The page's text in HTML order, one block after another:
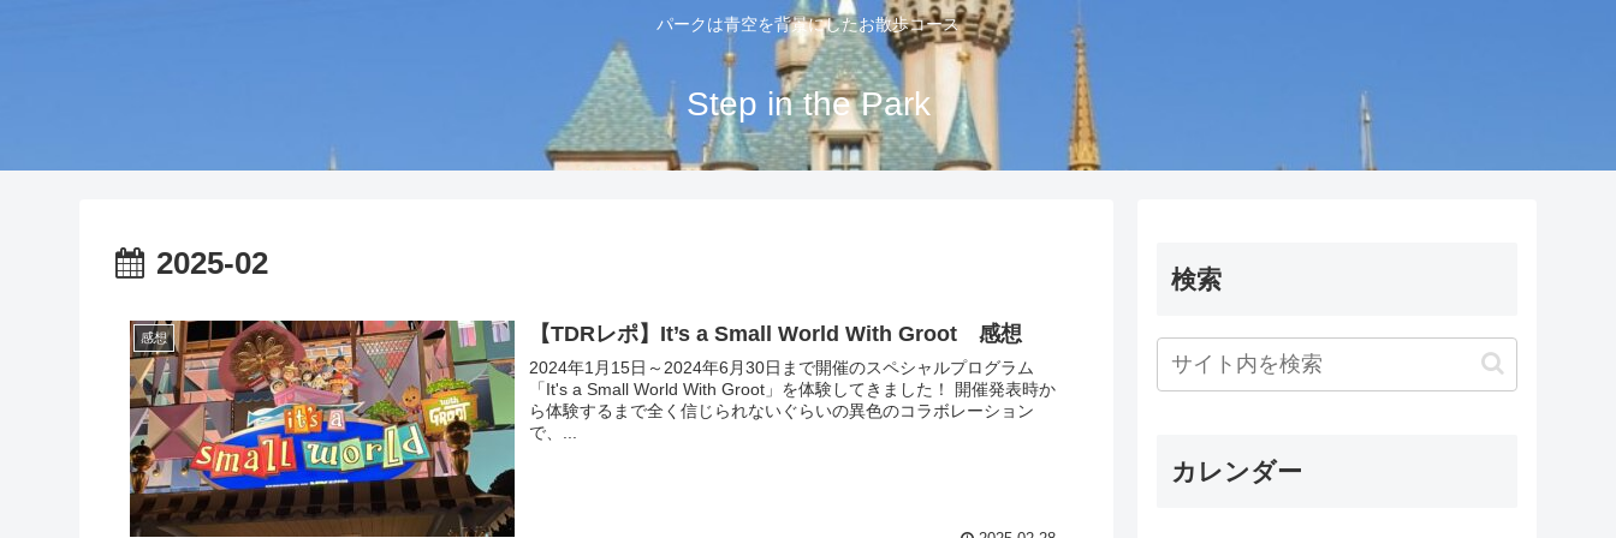
パークは青空を背景にしたお散歩コース
Step in the Park
2025-02
感想 【TDRレポ】It’s a Small World With Groot 感想
2024年1月15日～2024年6月30日まで開催のスペシャルプログラム
「It's a Small World With Groot」を体験してきました！ 開催発表時か
ら体験するまで全く信じられないぐらいの異色のコラボレーション
で、...
検索
カレンダー